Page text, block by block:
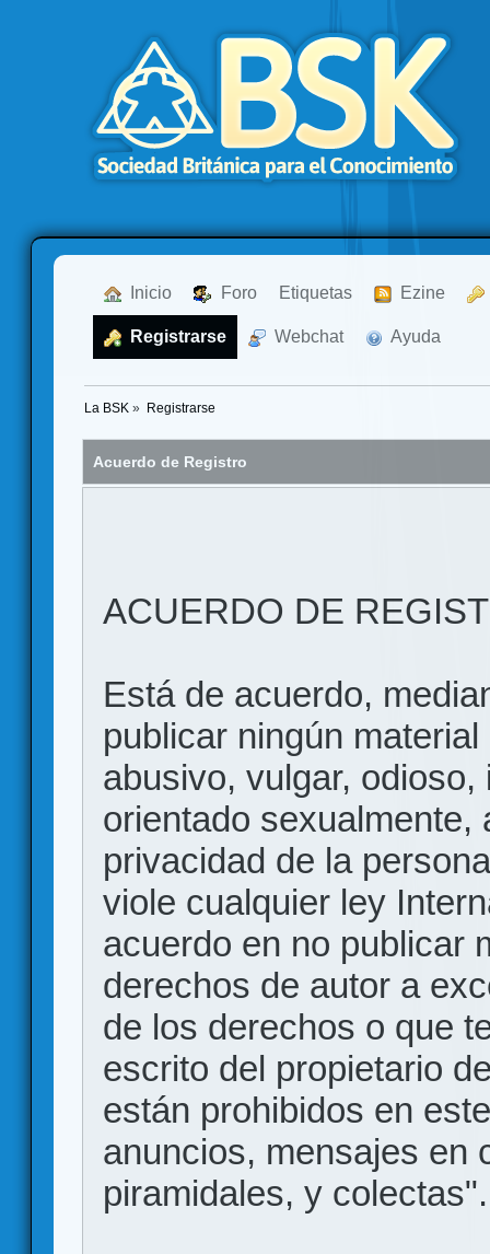
Inicio Foro Etiquetas Ezine
Registrarse Webchat Ayuda
La BSK » Registrarse
Acuerdo de Registro
ACUERDO DE
Está de acuerdo,
publicar ningún
abusivo, vulgar,
orientado sexualmente,
privacidad de la
viole cualquier ley
acuerdo en no publicar
derechos de autor a
de los derechos o que
escrito del propietario
están prohibidos en
anuncios, mensajes en
piramidales, y colectas".